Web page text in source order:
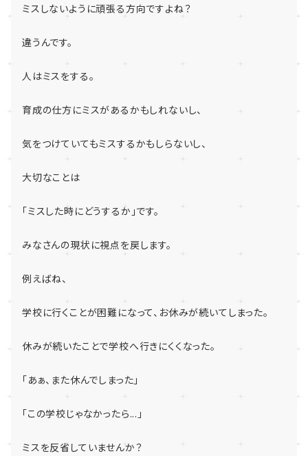
ミスしないように頑張る方向ですよね？
違うんです。
人はミスをする。
育成の仕方にミスがあるかもしれないし、
気をつけていてもミスするかもしらないし、
大切なことは
「ミスした時にどうするか」です。
みなさんの現状に視点を戻します。
例えばね、
学校に行くことが困難になって、お休みが続いてしまった。
休みが続いたことで学校へ行きにくくなった。
「あぁ、また休んでしまった」
「この学校じゃなかったら... 」
ミスを反省していませんか？